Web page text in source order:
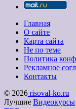
Главная
О сайте
Карта сайта
Не по теме
Политика
Рекламное
Контакты
© 2026 risoval-ko.ru
Лучшие Видеокурсы